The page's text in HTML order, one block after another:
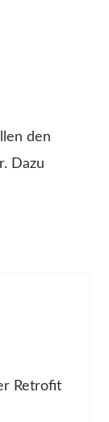
den
Dazu
Retrofit